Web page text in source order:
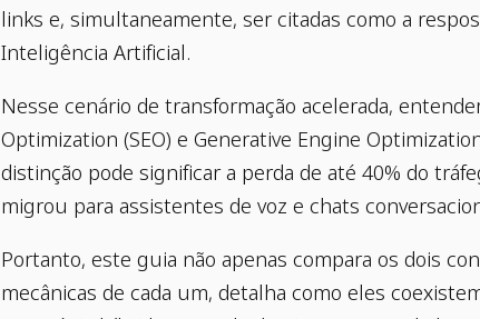
links e, simultaneamente, ser citadas como a
Inteligência Artificial.
Nesse cenário de transformação acelerada,
Optimization (SEO) e Generative Engine
distinção pode significar a perda de até 40% do
migrou para assistentes de voz e chats
Portanto, este guia não apenas compara os dois
mecânicas de cada um, detalha como eles